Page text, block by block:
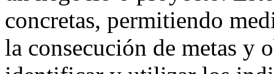
concretas, permitiendo
la consecución de metas y